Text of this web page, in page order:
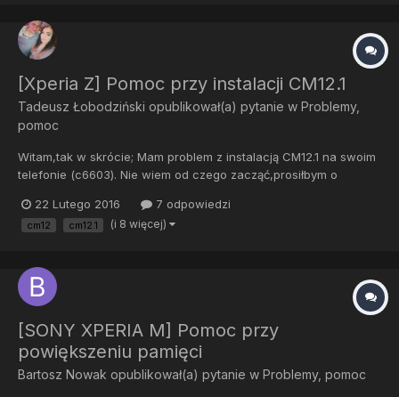
[Xperia Z] Pomoc przy instalacji CM12.1
Tadeusz Łobodziński opublikował(a) pytanie w Problemy,
pomoc
Witam,tak w skrócie; Mam problem z instalacją CM12.1 na swoim
telefonie (c6603). Nie wiem od czego zacząć,prosiłbym o
Cyanogenmoda. Zacznę od informacji o telefonie; -Rooting
status-Bootloader unlock allowed: Yes...
22 Lutego 2016 7 odpowiedzi
cm12 cm12.1 (i 8 więcej)
[SONY XPERIA M] Pomoc przy
powiększeniu pamięci
Bartosz Nowak opublikował(a) pytanie w Problemy, pomoc